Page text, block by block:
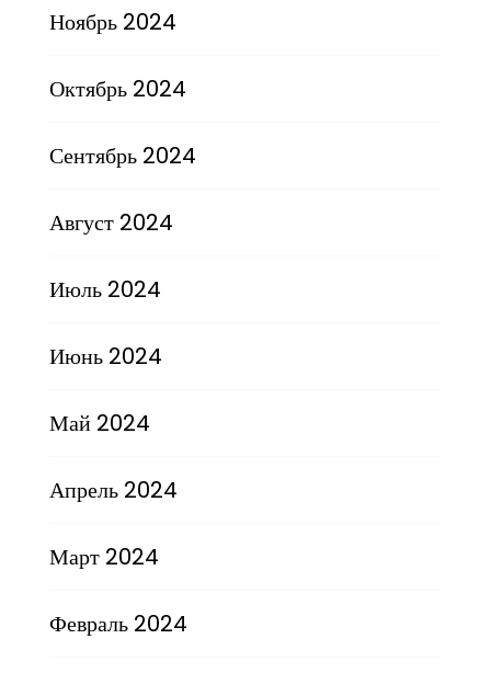
Ноябрь 2024
Октябрь 2024
Сентябрь 2024
Август 2024
Июль 2024
Июнь 2024
Май 2024
Апрель 2024
Март 2024
Февраль 2024